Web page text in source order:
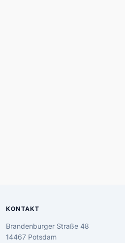
KONTAKT
Brandenburger Straße 48
14467 Potsdam